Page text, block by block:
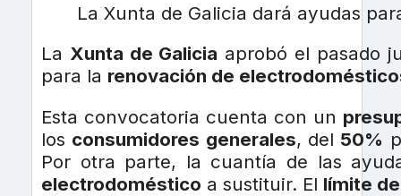
La Xunta de Galicia dará ayudas
La Xunta de Galicia aprobó el pasado
para la renovación de
Esta convocatoria cuenta con un
los consumidores generales, del 50%
Por otra parte, la cuantía de las
electrodoméstico a sustituir. El límite